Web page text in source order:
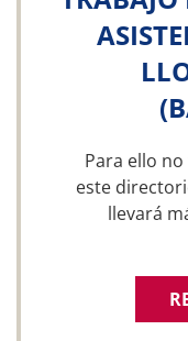
Para ello
este
llevará